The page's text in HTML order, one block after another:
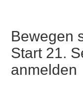
vom
27.
Juli
Bewegen
Start 21.
anmelden